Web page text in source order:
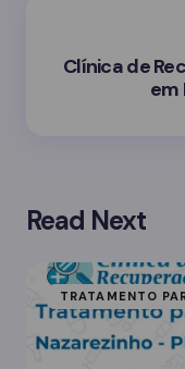
Clínica de
em
Read Next
TRATAMENTO